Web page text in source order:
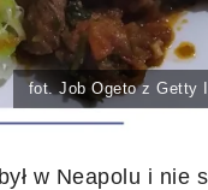
fot. Job Ogeto z Getty
w Neapolu i nie